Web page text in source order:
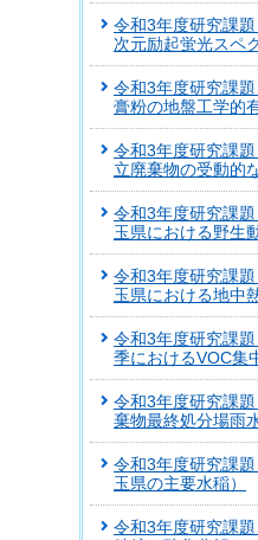
令和3年度研究課
次元励起蛍光スペ
令和3年度研究課
膏粉の地盤工学的
令和3年度研究課
立廃棄物の受動的
令和3年度研究課
玉県における野生
令和3年度研究課
玉県における地中
令和3年度研究課
季におけるVOC集
令和3年度研究課
棄物最終処分場雨
令和3年度研究課
玉県の主要水稲）
令和3年度研究課